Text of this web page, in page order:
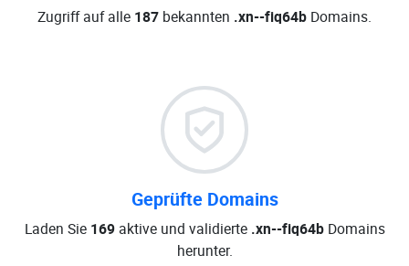
Zugriff auf alle 187 bekannten .xn--fiq64b Domains.
Geprüfte Domains
Laden Sie 169aktive und validierte .xn--fiq64bDomains
herunter.